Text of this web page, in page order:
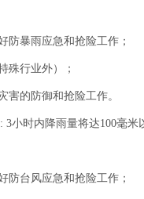
暴雨应急和抢险工作；
行业外）；
的防御和抢险工作。
时内降雨量将达100毫米
台风应急和抢险工作；